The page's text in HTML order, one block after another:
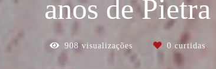
anos de Pietra
908 visualizações 0 curtidas